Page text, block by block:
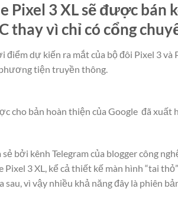
Pixel 3 XL sẽ được bán
thay vì chỉ có cổng
dự kiến ra mắt của bộ đôi Pixel 3 và
tiện truyền thông.
cho bản hoàn thiện của Google đã xuất
bởi kênh Telegram của blogger công
3 XL, kể cả thiết kế màn hình “tai
sau, vì vậy nhiều khả năng đây là phiên